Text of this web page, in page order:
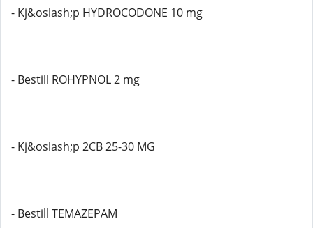
- Kj&oslash;p HYDROCODONE 10 mg
- Bestill ROHYPNOL 2 mg
- Kj&oslash;p 2CB 25-30 MG
- Bestill TEMAZEPAM